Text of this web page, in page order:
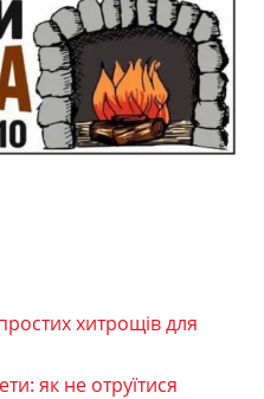
хитрощів для
як не отруїтися